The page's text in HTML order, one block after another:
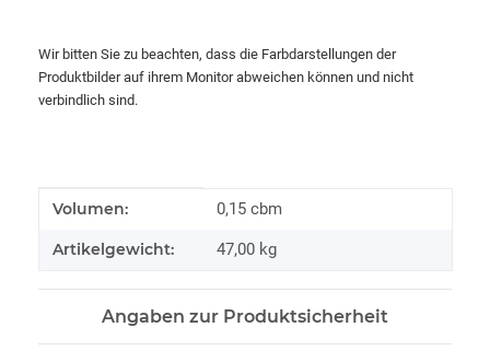
Wir bitten Sie zu beachten, dass die Farbdarstellungen der
Produktbilder auf ihrem Monitor abweichen können und nicht
verbindlich sind.
Produkteigenschaft
Wert
Volumen: 0,15 cbm
Artikelgewicht: 47,00 kg
Angaben zur Produktsicherheit